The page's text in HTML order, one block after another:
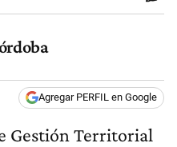
Agregar PERFIL en Google
Gestión Territorial